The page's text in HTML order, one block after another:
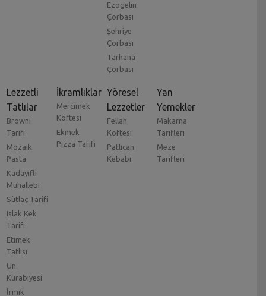
Ezogelin
Çorbası
Şehriye
Çorbası
Tarhana
Çorbası
Lezzetli
Tatlılar
Browni
Tarifi
Mozaik
Pasta
Kadayıflı
Muhallebi
Sütlaç Tarifi
Islak Kek
Tarifi
Etimek
Tatlısı
Un
Kurabiyesi
İrmik
İkramlıklar
Mercimek
Köftesi
Ekmek
Pizza Tarifi
Yöresel
Lezzetler
Fellah
Köftesi
Patlıcan
Kebabı
Yan
Yemekler
Makarna
Tarifleri
Meze
Tarifleri